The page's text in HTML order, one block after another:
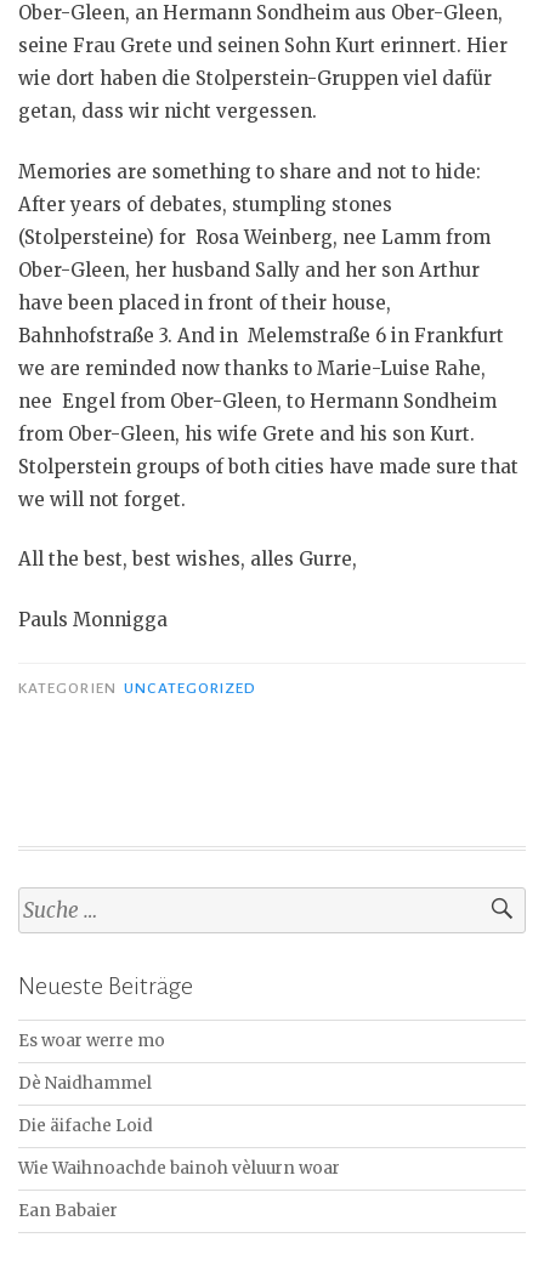
Ober-Gleen, an Hermann Sondheim aus Ober-Gleen,
seine Frau Grete und seinen Sohn Kurt erinnert. Hier
wie dort haben die Stolperstein-Gruppen viel dafür
getan, dass wir nicht vergessen.
Memories are something to share and not to hide:
After years of debates, stumpling stones
(Stolpersteine) for Rosa Weinberg, nee Lamm from
Ober-Gleen, her husband Sally and her son Arthur
have been placed in front of their house,
Bahnhofstraße 3. And in Melemstraße 6 in Frankfurt
we are reminded now thanks to Marie-Luise Rahe,
nee Engel from Ober-Gleen, to Hermann Sondheim
from Ober-Gleen, his wife Grete and his son Kurt.
Stolperstein groups of both cities have made sure that
we will not forget.
All the best, best wishes, alles Gurre,
Pauls Monnigga
KATEGORIEN UNCATEGORIZED
S
u
h
e
n
a
c
h
:
Neueste Beiträge
Es woar werre mo
Dè Naidhammel
Die äifache Loid
Wie Waihnoachde bainoh vèluurn woar
Ean Babaier